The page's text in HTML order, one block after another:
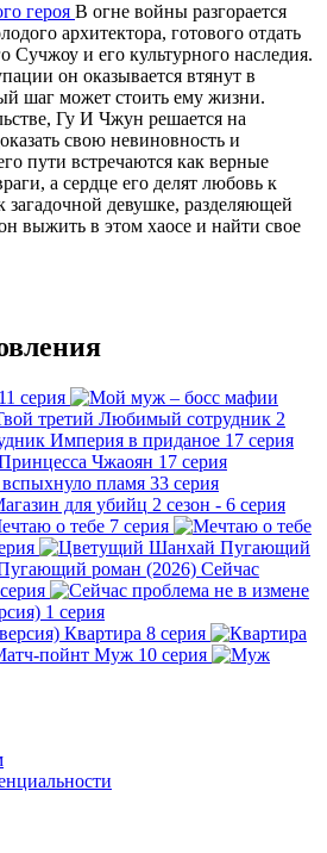
В огне войны разгорается
архитектора, готового отдать
Сучжоу и его культурного наследия.
он оказывается втянут в
шаг может стоить ему жизни.
Гу И Чжун решается на
свою невиновность и
пути встречаются как верные
а сердце его делят любовь к
загадочной девушке, разделяющей
выжить в этом хаосе и найти свое
11 серия
Любимый сотрудник 2
Империя в приданое 17 серия
Чжаоян 17 серия
пламя 33 серия
для убийц 2 сезон - 6 серия
о тебе 7 серия
Пугающий
Сейчас
1 серия
Квартира 8 серия
Муж 10 серия